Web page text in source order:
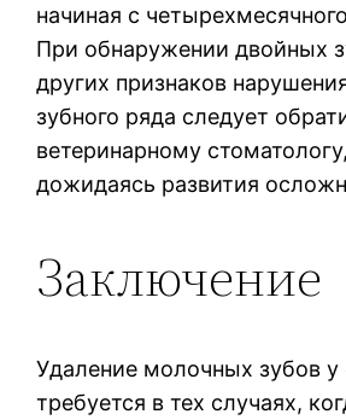
начиная с
При обнаружении двойных
других признаков
зубного ряда следует
ветеринарному
дожидаясь развития
Заключение
Удаление молочных зубов у
требуется в тех случаях,